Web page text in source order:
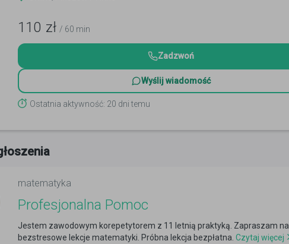
110 zł / 60 min
Zadzwoń
Wyślij wiadomość
Ostatnia aktywność: 20 dni temu
matematyka
Profesjonalna Pomoc
Jestem zawodowym korepetytorem z 11 letnią praktyką. Zapraszam na
bezstresowe lekcje matematyki. Próbna lekcja bezpłatna. Czytaj więcej